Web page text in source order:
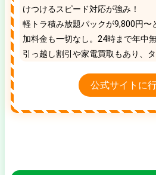
けつけるスピード対応が強み！
軽トラ積み放題パックが9,800円〜
加料金も一切なし。24時まで年中
引っ越し割引や家電買取もあり、
公式サイトに